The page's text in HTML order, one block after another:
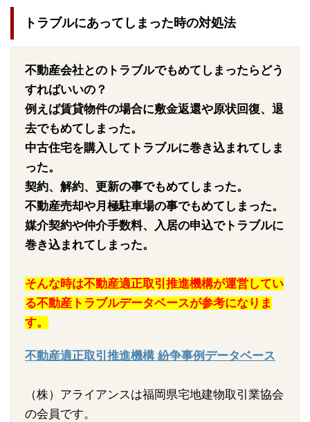
トラブルにあってしまった時の対処法
不動産会社とのトラブルでもめてしまったらどう
すればいいの？
例えば賃貸物件の場合に敷金返還や原状回復、退
去でもめてしまった。
中古住宅を購入してトラブルに巻き込まれてしま
った。
契約、解約、更新の事でもめてしまった。
不動産売却や月極駐車場の事でもめてしまった。
媒介契約や仲介手数料、入居の申込でトラブルに
巻き込まれてしまった。
そんな時は不動産適正取引推進機構が運営してい
る不動産トラブルデータベースが参考になりま
す。
不動産適正取引推進機構 紛争事例データベース
（株）アライアンスは福岡県宅地建物取引業協会
の会員です。